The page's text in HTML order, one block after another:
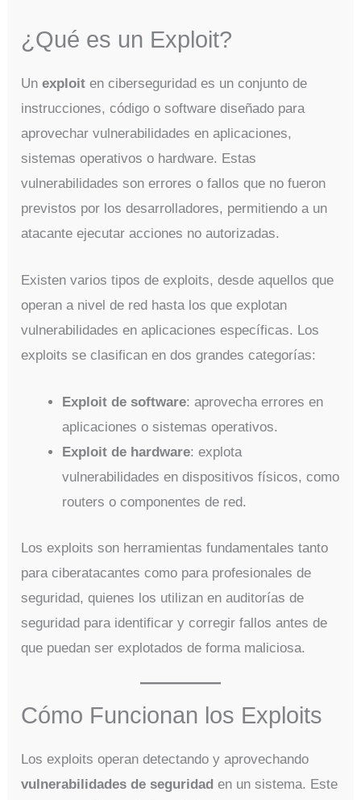
¿Qué es un Exploit?
Unexploit en ciberseguridad es un conjunto de
instrucciones, código o software diseñado para
aprovechar vulnerabilidades en aplicaciones,
sistemas operativos o hardware. Estas
vulnerabilidades son errores o fallos que no fueron
previstos por los desarrolladores, permitiendo a un
atacante ejecutar acciones no autorizadas.
Existen varios tipos de exploits, desde aquellos que
operan a nivel de red hasta los que explotan
vulnerabilidades en aplicaciones específicas. Los
exploits se clasifican en dos grandes categorías:
Exploit de software: aprovecha errores en
aplicaciones o sistemas operativos.
Exploit de hardware: explota
vulnerabilidades en dispositivos físicos, como
routers o componentes de red.
Los exploits son herramientas fundamentales tanto
para ciberatacantes como para profesionales de
seguridad, quienes los utilizan en auditorías de
seguridad para identificar y corregir fallos antes de
que puedan ser explotados de forma maliciosa.
Cómo Funcionan los Exploits
Los exploits operan detectando y aprovechando
vulnerabilidades de seguridad en un sistema. Este